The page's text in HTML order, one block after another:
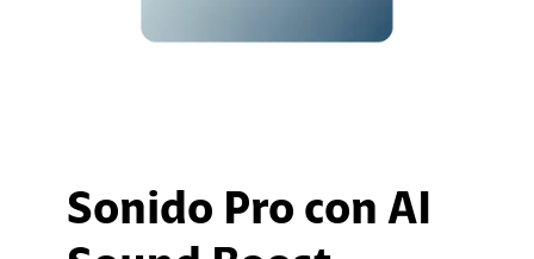
Sonido Pro con AI